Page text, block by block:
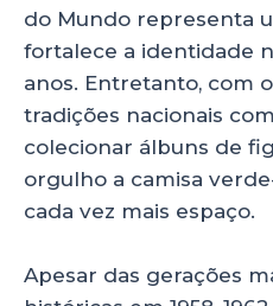
do Mundo representa
fortalece a identidade
anos. Entretanto, com
tradições nacionais
colecionar álbuns de
orgulho a camisa
cada vez mais espaço.
Apesar das gerações